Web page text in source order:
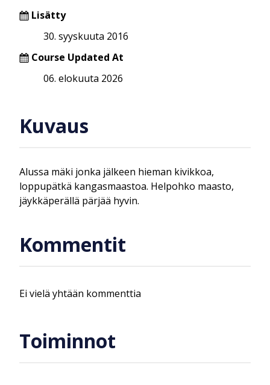
Lisätty
30. syyskuuta 2016
Course Updated At
06. elokuuta 2026
Kuvaus
Alussa mäki jonka jälkeen hieman kivikkoa,
loppupätkä kangasmaastoa. Helpohko maasto,
jäykkäperällä pärjää hyvin.
Kommentit
Ei vielä yhtään kommenttia
Toiminnot